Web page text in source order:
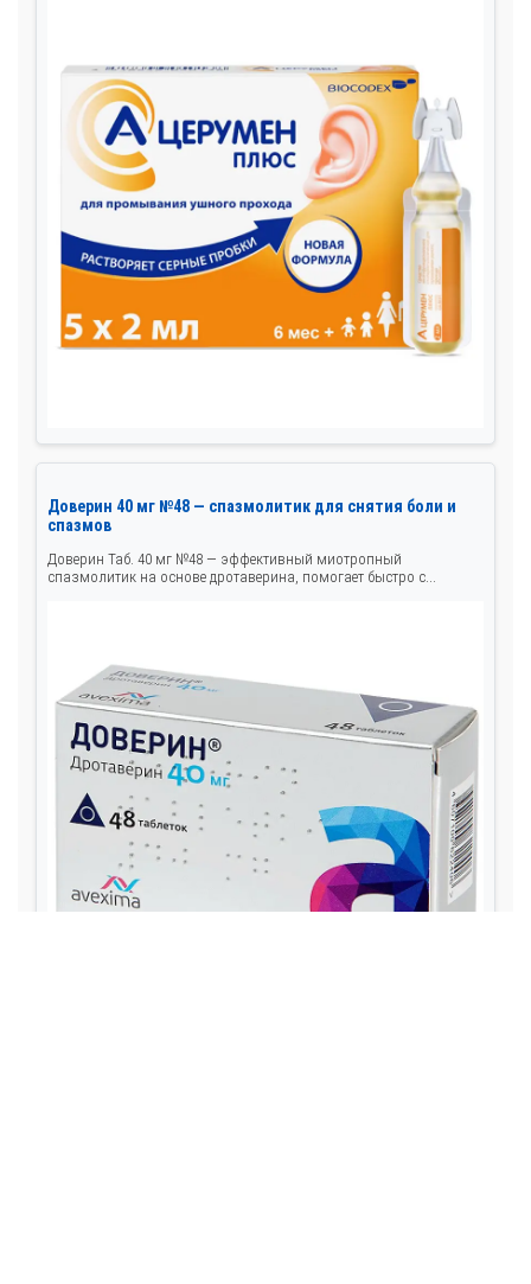
Доверин 40 мг №48 — спазмолитик для снятия боли и
спазмов
Доверин Таб. 40 мг №48 — эффективный миотропный
спазмолитик на основе дротаверина, помогает быстро с...